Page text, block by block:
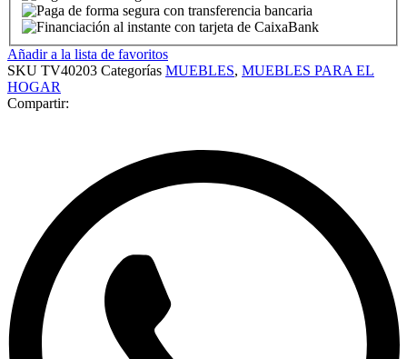
Añadir a la lista de favoritos
SKU TV40203 Categorías MUEBLES, MUEBLES PARA EL
HOGAR
Compartir: